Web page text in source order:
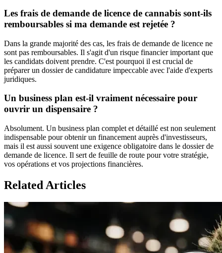
Les frais de demande de licence de cannabis sont-ils
remboursables si ma demande est rejetée ?
Dans la grande majorité des cas, les frais de demande de licence ne
sont pas remboursables. Il s'agit d'un risque financier important que
les candidats doivent prendre. C'est pourquoi il est crucial de
préparer un dossier de candidature impeccable avec l'aide d'experts
juridiques.
Un business plan est-il vraiment nécessaire pour
ouvrir un dispensaire ?
Absolument. Un business plan complet et détaillé est non seulement
indispensable pour obtenir un financement auprès d'investisseurs,
mais il est aussi souvent une exigence obligatoire dans le dossier de
demande de licence. Il sert de feuille de route pour votre stratégie,
vos opérations et vos projections financières.
Related Articles